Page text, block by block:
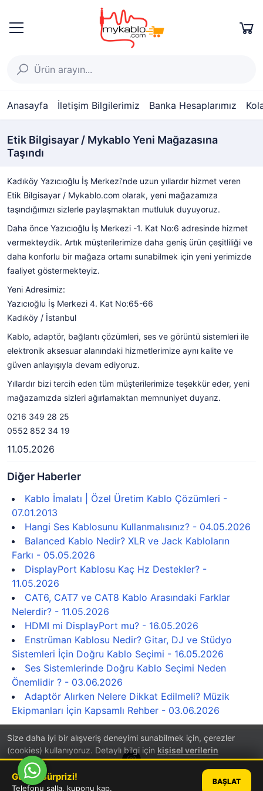
Anasayfa İletişim Bilgilerimiz Banka Hesaplarımız
Size daha iyi bir alışveriş deneyimi sunabilmek için, çerezler
(cookies) kullanıyoruz. Detaylı bilgi için kişisel verilerin
korunmasıhakkında aydınlatma metnini inceleyebilirsiniz.
Etik Bilgisayar / Mykablo Yeni Mağazasına
Taşındı
Kadıköy Yazıcıoğlu İş Merkezi’nde uzun yıllardır hizmet veren
Etik Bilgisayar / Mykablo.com olarak, yeni mağazamıza
taşındığımızı sizlerle paylaşmaktan mutluluk duyuyoruz.
Daha önce Yazıcıoğlu İş Merkezi -1. Kat No:6 adresinde hizmet
vermekteydik. Artık müşterilerimize daha geniş ürün çeşitliliği ve
daha konforlu bir mağaza ortamı sunabilmek için yeni yerimizde
faaliyet göstermekteyiz.
Yeni Adresimiz:
Yazıcıoğlu İş Merkezi 4. Kat No:65-66
Kadıköy / İstanbul
Kablo, adaptör, bağlantı çözümleri, ses ve görüntü sistemleri ile
elektronik aksesuar alanındaki hizmetlerimize aynı kalite ve
güven anlayışıyla devam ediyoruz.
Yıllardır bizi tercih eden tüm müşterilerimize teşekkür eder, yeni
mağazamızda sizleri ağırlamaktan memnuniyet duyarız.
0216 349 28 25
0552 852 34 19
11.05.2026
Diğer Haberler
Kablo İmalatı | Özel Üretim Kablo Çözümleri -
07.01.2013
Hangi Ses Kablosunu Kullanmalısınız? - 04.05.2026
Balanced Kablo Nedir? XLR ve Jack Kabloların
Farkı - 05.05.2026
DisplayPort Kablosu Kaç Hz Destekler? -
11.05.2026
CAT6, CAT7 ve CAT8 Kablo Arasındaki Farklar
Nelerdir? - 11.05.2026
HDMI mi DisplayPort mu? - 16.05.2026
Enstrüman Kablosu Nedir? Gitar, DJ ve Stüdyo
Sistemleri İçin Doğru Kablo Seçimi - 16.05.2026
Ses Sistemlerinde Doğru Kablo Seçimi Neden
Önemlidir ? - 03.06.2026
Adaptör Alırken Nelere Dikkat Edilmeli? Müzik
Ekipmanları İçin Kapsamlı Rehber - 03.06.2026
®
Günün Sürprizi!
Telefonu salla, kuponu kap.
BAŞLAT